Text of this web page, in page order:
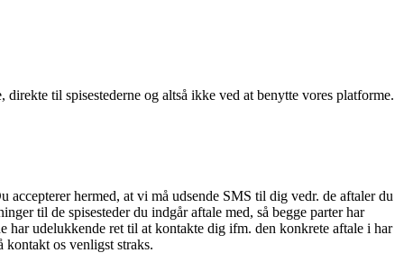
til spisestederne og altså ikke ved at benytte vores platforme.
hermed, at vi må udsende SMS til dig vedr. de aftaler du
til de spisesteder du indgår aftale med, så begge parter har
udelukkende ret til at kontakte dig ifm. den konkrete aftale i har
kontakt os venligst straks.